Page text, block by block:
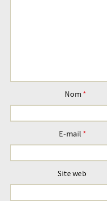
Nom *
E-mail *
Site web